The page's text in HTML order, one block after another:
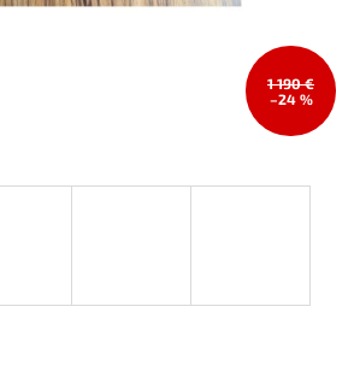
1 190 €
–24 %